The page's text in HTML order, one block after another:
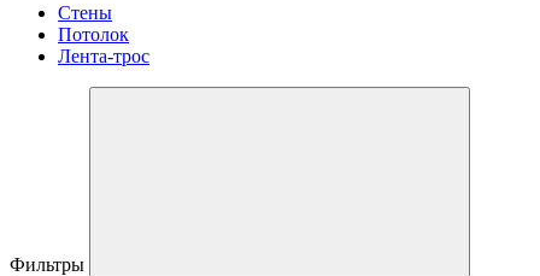
Стены
Потолок
Лента-трос
Фильтры